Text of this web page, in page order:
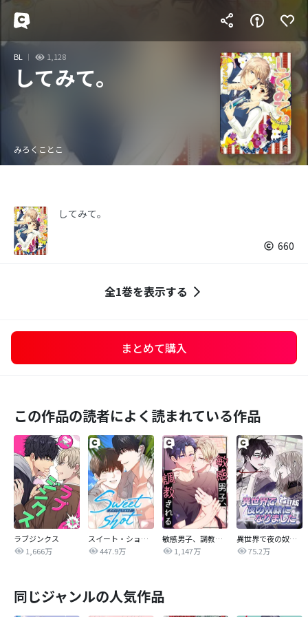
BL 1,128
してみて。
みろくことこ
してみて。
660
全1巻を表示する
まとめて購入
この作品の読者によく読まれている作品
ラブジンクス
1,666万
スイート・ショット
447.9万
敏感男子、調教される
1,147万
異世界で夜の奴隷になりました【改訂版】
75.2万
同じジャンルの人気作品